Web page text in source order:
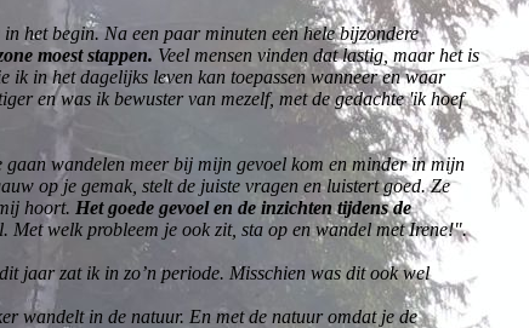
het begin. Na een paar minuten een hele bijzondere
moest stappen. Veel mensen vinden dat lastig, maar het is
ik in het dagelijks leven kan toepassen wanneer en waar
en was ik bewuster van mezelf, met de gedachte 'ik hoef
wandelen meer bij mijn gevoel kom en minder in mijn
op je gemak, stelt de juiste vragen en luistert goed. Ze
hoort. Het goede gevoel en de inzichten tijdens de
Met welk probleem je ook zit, sta op en wandel met Irene!".
jaar zat ik in zo’n periode. Misschien was dit ook wel
wandelt in de natuur. En met de natuur omdat je de